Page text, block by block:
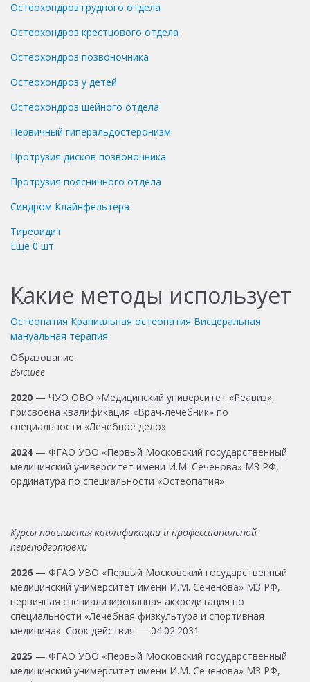
Остеохондроз грудного отдела
Остеохондроз крестцового отдела
Остеохондроз позвоночника
Остеохондроз у детей
Остеохондроз шейного отдела
Первичный гиперальдостеронизм
Протрузия дисков позвоночника
Протрузия поясничного отдела
Синдром Клайнфельтера
Тиреоидит
Еще 0 шт.
Какие методы использует
Остеопатия Краниальная остеопатия Висцеральная
мануальная терапия
Образование
Высшее
2020 — ЧУО ОВО «Медицинский университет «Реавиз»,
присвоена квалификация «Врач-лечебник» по
специальности «Лечебное дело»
2024— ФГАО УВО «Первый Московский государственный
медицинский университет имени И.М. Сеченова» МЗ РФ,
ординатура по специальности «Остеопатия»
Курсы повышения квалификации и профессиональной
переподготовки
2026 — ФГАО УВО «Первый Московский государственный
медицинский унимерситет имени И.М. Сеченова» МЗ РФ,
первичная специализированная аккредитация по
специальности «Лечебная физкультура и спортивная
медицина». Срок действия — 04.02.2031
2025 — ФГАО УВО «Первый Московский государственный
медицинский унимерситет имени И.М. Сеченова» МЗ РФ,